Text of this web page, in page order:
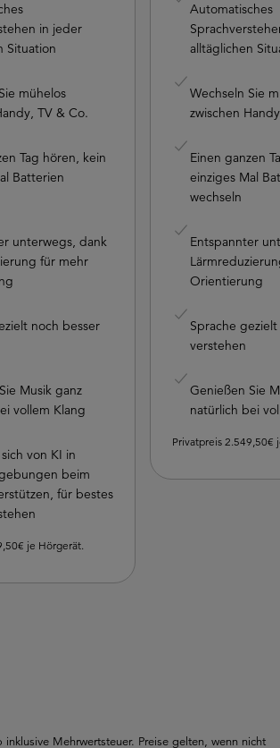
in jeder
Situation
mühelos
TV & Co.​
Tag hören, kein
Batterien
unterwegs, dank
für mehr
noch besser
Musik ganz
vollem Klang
von KI in
beim
für bestes
je Hörgerät.
Automatisches
alltäglichen
Wechseln Sie
zwischen
Einen ganzen
einziges Mal
wechseln
Entspannter
Orientierung
Sprache
verstehen
Genießen Sie
natürlich bei
Privatpreis 2.549,50€
inklusive Mehrwertsteuer. Preise gelten, wenn nicht